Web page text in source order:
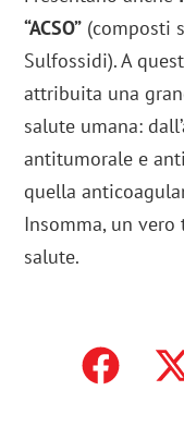
“ACSO” (composti
Sulfossidi). A
attribuita una
salute umana:
antitumorale e
quella
Insomma, un vero
salute.